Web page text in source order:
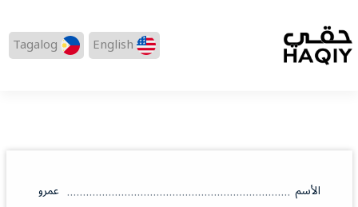
English
Tagalog
الأسم
عمرو